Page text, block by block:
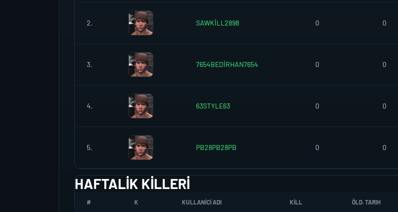
2. SAWKİLL2898 0 0
3. 7654BEDİRHAN7654 0 0
4. 63STYLE63 0 0
5. PB28PB28PB 0 0
HAFTALIK KILLERI
# K KULLANICI ADI KILL ÖLD. TARIH